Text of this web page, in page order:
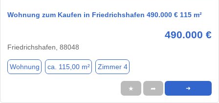
Wohnung zum Kaufen in Friedrichshafen 490.000 € 115 m²
490.000 €
Friedrichshafen, 88048
Wohnung ca. 115,00 m² Zimmer 4
★ ➦ ➜